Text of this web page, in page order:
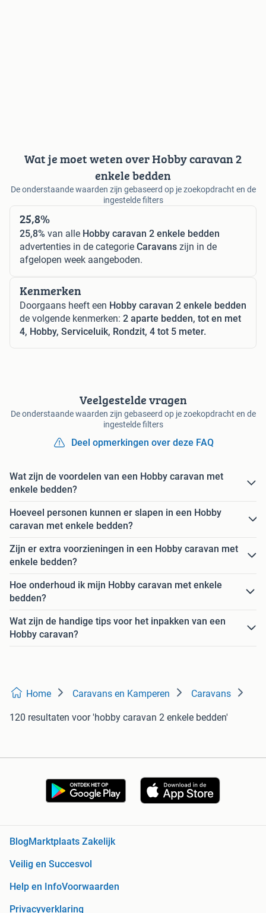
Wat je moet weten over Hobby caravan 2
enkele bedden
De onderstaande waarden zijn gebaseerd op je zoekopdracht en de
ingestelde filters
25,8%
25,8% van alle Hobby caravan 2 enkele bedden
advertenties in de categorie Caravans zijn in de
afgelopen week aangeboden.
Kenmerken
Doorgaans heeft een Hobby caravan 2 enkele bedden
de volgende kenmerken: 2 aparte bedden, tot en met
4, Hobby, Serviceluik, Rondzit, 4 tot 5 meter.
Veelgestelde vragen
De onderstaande waarden zijn gebaseerd op je zoekopdracht en de
ingestelde filters
Deel opmerkingen over deze FAQ
Wat zijn de voordelen van een Hobby caravan met
enkele bedden?
Hoeveel personen kunnen er slapen in een Hobby
caravan met enkele bedden?
Zijn er extra voorzieningen in een Hobby caravan met
enkele bedden?
Hoe onderhoud ik mijn Hobby caravan met enkele
bedden?
Wat zijn de handige tips voor het inpakken van een
Hobby caravan?
Home Caravans en Kamperen Caravans
120 resultaten voor 'hobby caravan 2 enkele bedden'
Blog Marktplaats Zakelijk
Veilig en Succesvol
Help en InfoVoorwaarden
Privacyverklaring